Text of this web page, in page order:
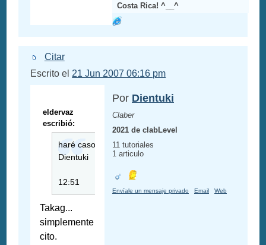
Costa Rica! ^__^
Citar
Escrito el 21 Jun 2007 06:16 pm
eldervaz
escribió:
haré caso
Dientuki
12:51
Takag...
simplemente
cito.
Por Dientuki
Claber
2021 de clabLevel
11 tutoriales
1 articulo
Envíale un mensaje privado Email Web